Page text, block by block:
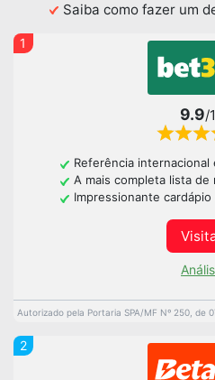
Saiba como fazer um
1
9.9/
Referência internacional
A mais completa lista
Impressionante
Autorizado pela Portaria SPA/MF Nº 250, de
2